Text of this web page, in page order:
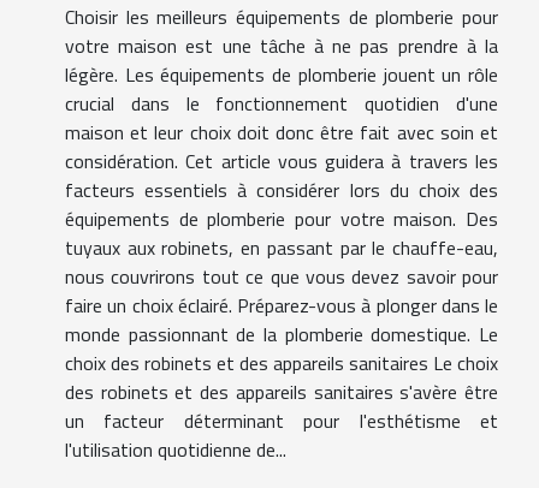
Choisir les meilleurs équipements de plomberie pour
votre maison est une tâche à ne pas prendre à la
légère. Les équipements de plomberie jouent un rôle
crucial dans le fonctionnement quotidien d'une
maison et leur choix doit donc être fait avec soin et
considération. Cet article vous guidera à travers les
facteurs essentiels à considérer lors du choix des
équipements de plomberie pour votre maison. Des
tuyaux aux robinets, en passant par le chauffe-eau,
nous couvrirons tout ce que vous devez savoir pour
faire un choix éclairé. Préparez-vous à plonger dans le
monde passionnant de la plomberie domestique. Le
choix des robinets et des appareils sanitaires Le choix
des robinets et des appareils sanitaires s'avère être
un facteur déterminant pour l'esthétisme et
l'utilisation quotidienne de...